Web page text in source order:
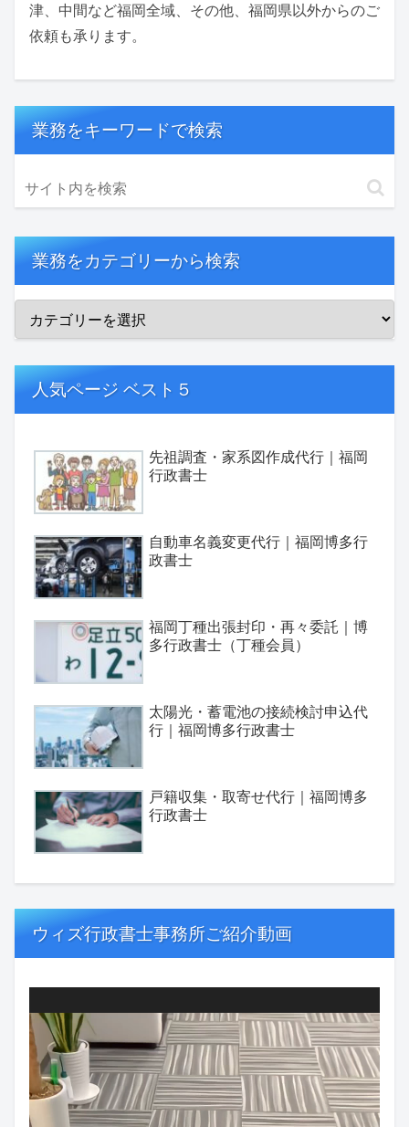
津、中間など福岡全域、その他、福岡県以外からのご
依頼も承ります。
業務をキーワードで検索
業務をカテゴリーから検索
人気ページ ベスト５
先祖調査・家系図作成代行｜福岡
行政書士
自動車名義変更代行｜福岡博多行
政書士
福岡丁種出張封印・再々委託｜博
多行政書士（丁種会員）
太陽光・蓄電池の接続検討申込代
行｜福岡博多行政書士
戸籍収集・取寄せ代行｜福岡博多
行政書士
ウィズ行政書士事務所ご紹介動画
画
プ
レ
ー